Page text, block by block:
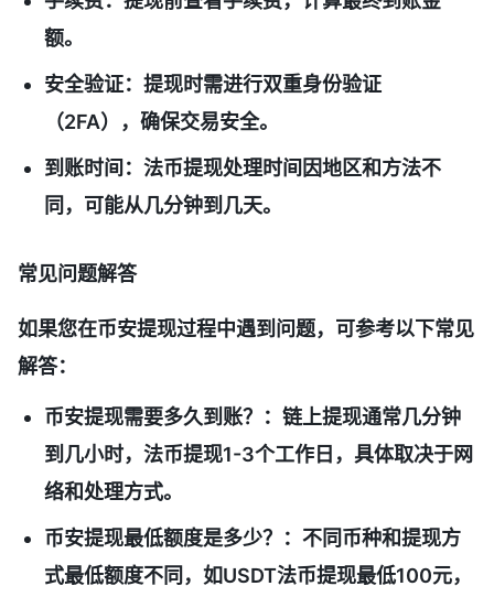
额。
安全验证：提现时需进行双重身份验证
（2FA），确保交易安全。
到账时间 ：法币提现处理时间因地区和方法不
同，可能从几分钟到几天。
常见问题解答
如果您在币安提现过程中遇到问题，可参考以下常见
解答：
币安提现需要多久到账？ ：链上提现通常几分钟
到几小时，法币提现1-3个工作日，具体取决于网
络和处理方式。
币安提现最低额度是多少？ ：不同币种和提现方
式最低额度不同，如USDT法币提现最低100元，